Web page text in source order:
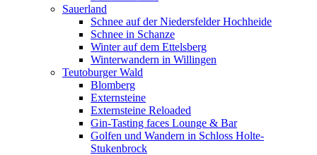
Sauerland
Schnee auf der Niedersfelder Hochheide
Schnee in Schanze
Winter auf dem Ettelsberg
Winterwandern in Willingen
Teutoburger Wald
Blomberg
Externsteine
Externsteine Reloaded
Gin-Tasting faces Lounge & Bar
Golfen und Wandern in Schloss Holte-
Stukenbrock